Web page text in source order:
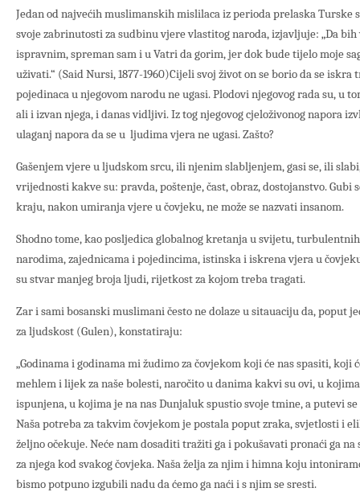
Jedan od najvećih muslimanskih mislilaca iz perioda prelaska Turske
svoje zabrinutosti za sudbinu vjere vlastitog naroda, izjavljuje: „Da
ispravnim, spreman sam i u Vatri da gorim, jer dok bude tijelo moje
uživati.“ (Said Nursi, 1877-1960)Cijeli svoj život on se borio da se
pojedinaca u njegovom narodu ne ugasi. Plodovi njegovog rada su, u
ali i izvan njega, i danas vidljivi. Iz tog njegovog cjeloživonog napora
ulaganj napora da se u ljudima vjera ne ugasi. Zašto?
Gašenjem vjere u ljudskom srcu, ili njenim slabljenjem, gasi se, ili
vrijednosti kakve su: pravda, poštenje, čast, obraz, dostojanstvo. Gubi
kraju, nakon umiranja vjere u čovjeku, ne može se nazvati insanom.
Shodno tome, kao posljedica globalnog kretanja u svijetu,
narodima, zajednicama i pojedincima, istinska i iskrena vjera u
su stvar manjeg broja ljudi, rijetkost za kojom treba tragati.
Zar i sami bosanski muslimani često ne dolaze u sitauaciju da, poput
za ljudskost (Gulen), konstatiraju:
„Godinama i godinama mi žudimo za čovjekom koji će nas spasiti, koji
mehlem i lijek za naše bolesti, naročito u danima kakvi su ovi, u
ispunjena, u kojima je na nas Dunjaluk spustio svoje tmine, a putevi
Naša potreba za takvim čovjekom je postala poput zraka, svjetlosti i
željno očekuje. Neće nam dosaditi tražiti ga i pokušavati pronaći ga
za njega kod svakog čovjeka. Naša želja za njim i himna koju
bismo potpuno izgubili nadu da ćemo ga naći i s njim se sresti.